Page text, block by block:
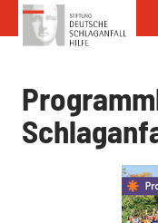
Zum Inhalt springen